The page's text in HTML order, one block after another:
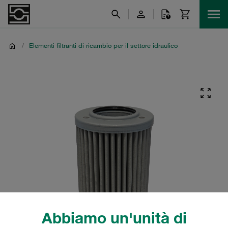
Abbiamo un'unità di
/ Elementi filtranti di ricambio per il settore idraulico